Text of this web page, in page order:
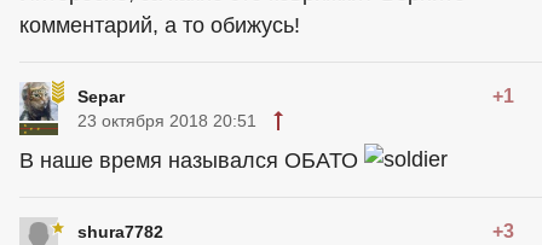
комментарий, а то обижусь!
Separ +1
23 октября 2018 20:51
В наше время назывался ОБАТО
shura7782 +3